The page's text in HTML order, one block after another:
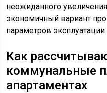
неожиданного
экономичный вариант
параметров
Как
коммунальные
апартаментах